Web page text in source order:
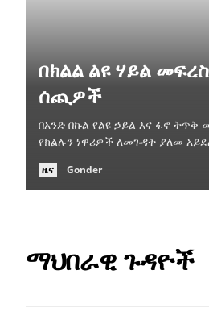
በክልል ልዩ ሃይል
ሰጪዎች
በአንድ በኩል የልዩ ኃይል እና ፋኖ
የክልሉን ነዋሪዎች ለመጉዳት ያለመ
ዜና Gonder
ማህበራዊ ጉዳዮች